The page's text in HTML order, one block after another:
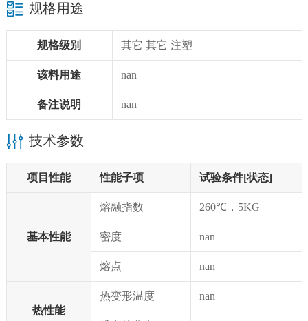
规格用途
规格级别 其它 其它 注塑
该料用途 nan
备注说明 nan
技术参数
项目性能 性能子项 试验条件[状态]
基本性能
熔融指数 260℃，5KG
密度 nan
熔点 nan
热性能
热变形温度 nan